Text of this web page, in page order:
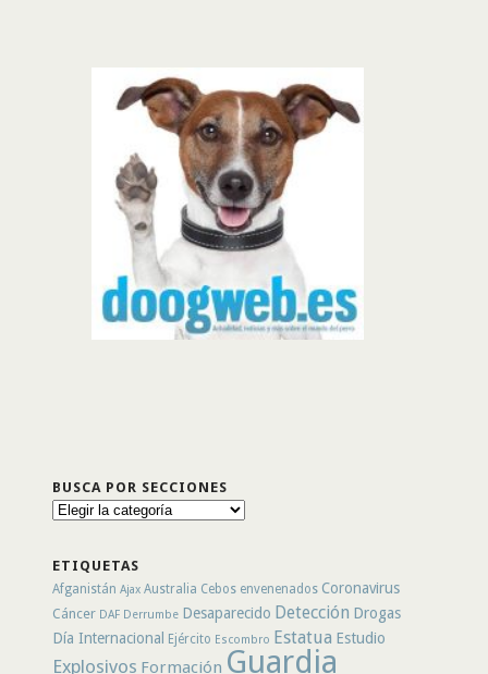
BUSCA POR SECCIONES
Busca
ETIQUETAS
Afganistán Ajax Australia Cebos envenenados Coronavirus
Cáncer DAF Derrumbe Desaparecido Detección Drogas
Día Internacional Ejército Escombro Estatua Estudio
Explosivos Formación Guardia